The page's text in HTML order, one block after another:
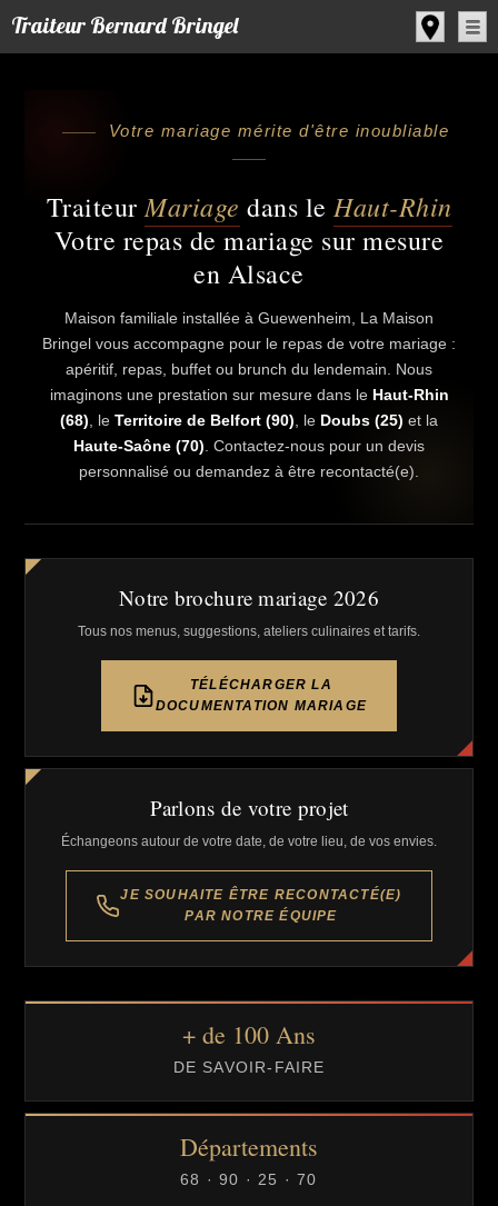
Traiteur Bernard Bringel
Votre mariage mérite d'être inoubliable
TraiteurMariage dans le Haut-Rhin
Votre repas de mariage sur mesure
en Alsace
Maison familiale installée à Guewenheim, La Maison
Bringel vous accompagne pour le repas de votre mariage :
apéritif, repas, buffet ou brunch du lendemain. Nous
imaginons une prestation sur mesure dans le Haut-Rhin
(68) , le Territoire de Belfort (90) , le Doubs (25) et la
Haute-Saône (70) . Contactez-nous pour un devis
personnalisé ou demandez à être recontacté(e).
Notre brochure mariage 2026
Tous nos menus, suggestions, ateliers culinaires et tarifs.
TÉLÉCHARGER LA
DOCUMENTATION MARIAGE
Parlons de votre projet
Échangeons autour de votre date, de votre lieu, de vos envies.
JE SOUHAITE ÊTRE RECONTACTÉ(E)
PAR NOTRE ÉQUIPE
+ de 100 Ans
DE SAVOIR-FAIRE
Départements
68 · 90 · 25 · 70
Panneau de gestion des cookies